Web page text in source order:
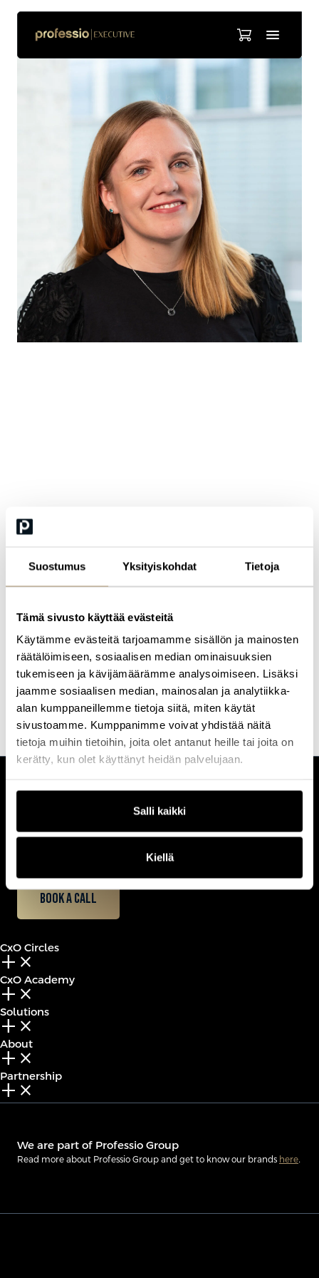
Suostumus Yksityiskohdat Tietoja
Tämä sivusto käyttää evästeitä
Käytämme evästeitä tarjoamamme sisällön ja mainosten
räätälöimiseen, sosiaalisen median ominaisuuksien
tukemiseen ja kävijämäärämme analysoimiseen. Lisäksi
jaamme sosiaalisen median, mainosalan ja analytiikka-
alan kumppaneillemme tietoja siitä, miten käytät
sivustoamme. Kumppanimme voivat yhdistää näitä
tietoja muihin tietoihin, joita olet antanut heille tai joita on
kerätty, kun olet käyttänyt heidän palvelujaan.
Salli kaikki
Kiellä
Vuoden 2026 alusta alkaen hän vastaa Keskon laaja-alaisista AI-
ratkaisuista ja on avainroolissa tiiminsä kanssa rakentamassa
modernien ennustemetodien läpivientiin, sekä pitkäjänteiseen
talousorganisaation kehittämiseen datavetoisemmaksi.
Keilaranta 1 A, 02150 Espoo
+358 (0)20 780 6220
Book a call
CxO Circles
add_2 close
CxO Academy
add_2 close
Solutions
add_2 close
About
add_2 close
Partnership
add_2 close
We are part of Professio Group
Read more about Professio Group and get to know our brands here.